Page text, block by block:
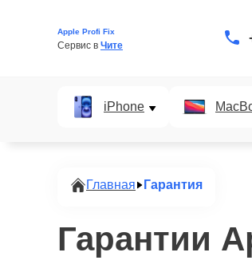
Apple Profi Fix
Сервис в Чите
iPhone
Главная Гарантия
Гарантии